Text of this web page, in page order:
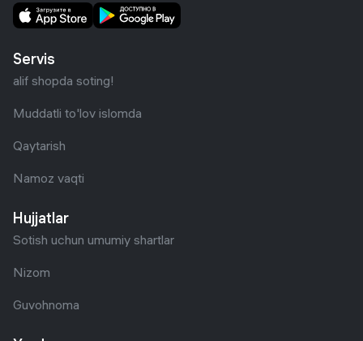
Servis
alif shopda soting!
Muddatli to'lov islomda
Qaytarish
Namoz vaqti
Hujjatlar
Sotish uchun umumiy shartlar
Nizom
Guvohnoma